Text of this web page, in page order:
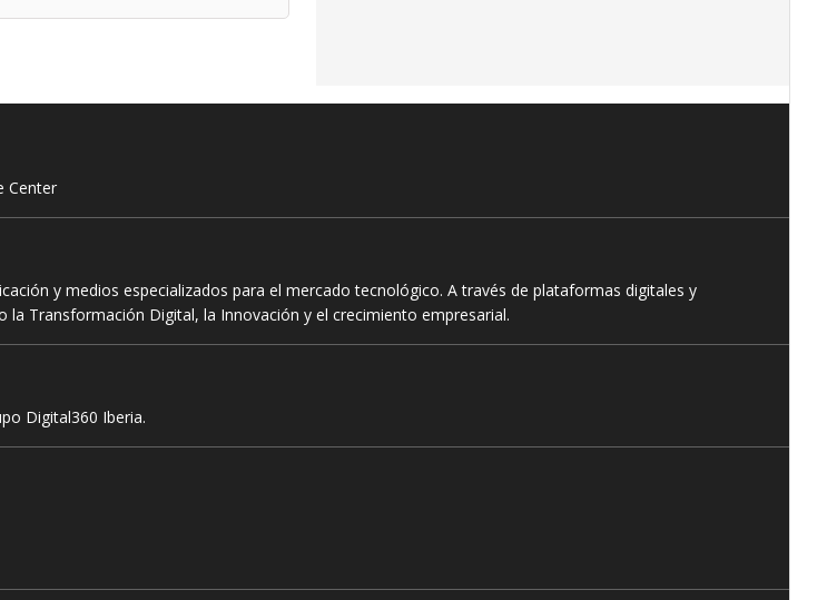
Center
y medios especializados para el mercado tecnológico. A través de plataformas digitales y
Transformación Digital, la Innovación y el crecimiento empresarial.
Digital360 Iberia.